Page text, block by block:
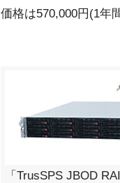
価格は570,000円(1年
「TrusSPS JBOD